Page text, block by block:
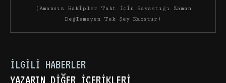
(Amansız Rakipler Taht İçin Savaştığı Zaman
Değişmeyen Tek Şey Kaostur)
İLGILI HABERLER
YAZARIN DIĞER İÇERIKLERI